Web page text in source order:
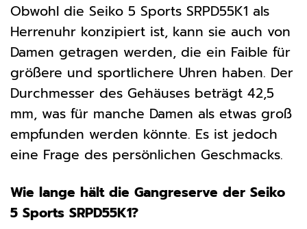
Obwohl die Seiko 5 Sports SRPD55K1 als
Herrenuhr konzipiert ist, kann sie auch von
Damen getragen werden, die ein Faible für
größere und sportlichere Uhren haben. Der
Durchmesser des Gehäuses beträgt 42,5
mm, was für manche Damen als etwas groß
empfunden werden könnte. Es ist jedoch
eine Frage des persönlichen Geschmacks.
Wie lange hält die Gangreserve der Seiko
5 Sports SRPD55K1?